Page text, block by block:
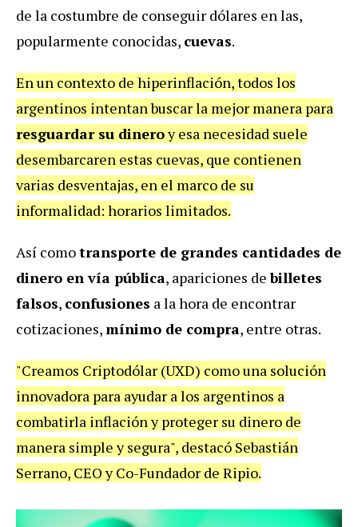
de la costumbre de conseguir dólares en las,
popularmente conocidas, cuevas.
En un contexto de hiperinflación, todos los
argentinos intentan buscar la mejor manera para
resguardar su dineroy esa necesidad suele
desembarcaren estas cuevas, que contienen
varias desventajas, en el marco de su
informalidad: horarios limitados.
Así comotransporte de grandes cantidades de
dinero en vía pública, apariciones debilletes
falsos, confusiones a la hora de encontrar
cotizaciones,mínimo de compra, entre otras.
"Creamos Criptodólar (UXD) como una solución
innovadora para ayudar a los argentinos a
combatirla inflación y proteger su dinero de
manera simple y segura", destacó Sebastián
Serrano, CEO y Co-Fundador de Ripio.